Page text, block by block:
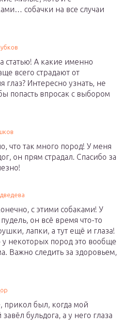
собачки на все случаи
статью! А какие именно
всего страдают от
глаз? Интересно узнать, не
попасть впросак с выбором
что так много пород! У меня
он прям страдал. Спасибо за
с этими собаками! У
он всё время что-то
лапки, а тут ещё и глаза!
у некоторых пород это вообще
Важно следить за здоровьем,
прикол был, когда мой
бульдога, а у него глаза